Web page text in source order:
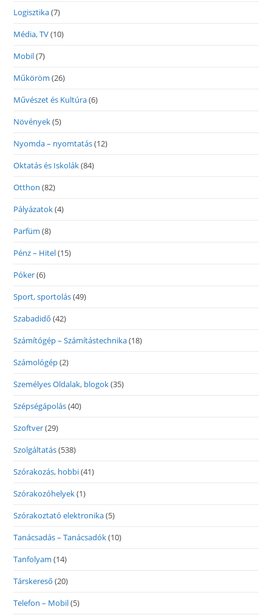
Logisztika(7)
Média, TV(10)
Mobil(7)
Műköröm (26)
Művészet és Kultúra(6)
Növények(5)
Nyomda – nyomtatás(12)
Oktatás és Iskolák(84)
Otthon (82)
Pályázatok(4)
Parfüm (8)
Pénz – Hitel(15)
Póker(6)
Sport, sportolás(49)
Szabadidő (42)
Számítógép – Számítástechnika(18)
Számológép(2)
Személyes Oldalak, blogok(35)
Szépségápolás(40)
Szoftver(29)
Szolgáltatás(538)
Szórakozás, hobbi(41)
Szórakozóhelyek(1)
Szórakoztató elektronika(5)
Tanácsadás – Tanácsadók(10)
Tanfolyam (14)
Társkereső (20)
Telefon – Mobil(5)